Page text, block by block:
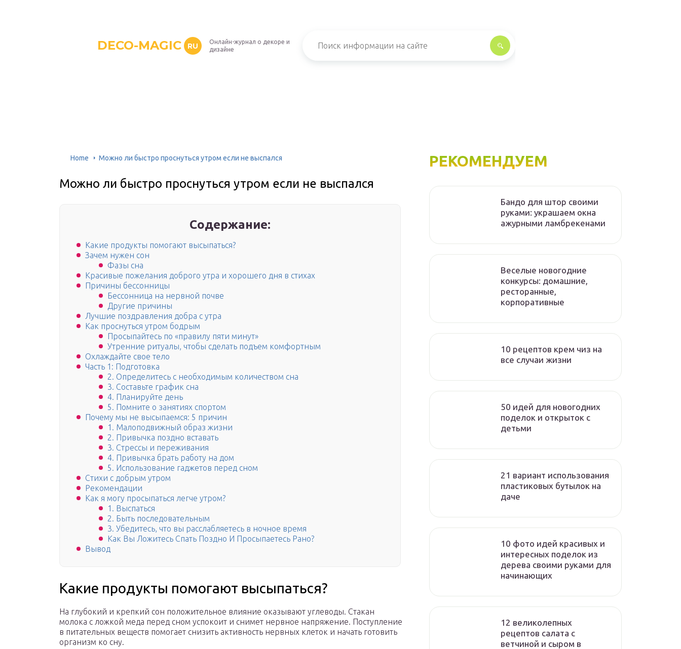
DECO-MAGIC RU
Онлайн-журнал о декоре и
дизайне
Home Можно ли быстро проснуться утром если не выспался
Можно ли быстро проснуться утром если не выспался
Содержание:
Какие продукты помогают высыпаться?
Зачем нужен сон
Фазы сна
Красивые пожелания доброго утра и хорошего дня в стихах
Причины бессонницы
Бессонница на нервной почве
Другие причины
Лучшие поздравления добра с утра
Как проснуться утром бодрым
Просыпайтесь по «правилу пяти минут»
Утренние ритуалы, чтобы сделать подъем комфортным
Охлаждайте свое тело
Часть 1: Подготовка
2. Определитесь с необходимым количеством сна
3. Составьте график сна
4. Планируйте день
5. Помните о занятиях спортом
Почему мы не высыпаемся: 5 причин
1. Малоподвижный образ жизни
2. Привычка поздно вставать
3. Стрессы и переживания
4. Привычка брать работу на дом
5. Использование гаджетов перед сном
Стихи с добрым утром
Рекомендации
Как я могу просыпаться легче утром?
1. Выспаться
2. Быть последовательным
3. Убедитесь, что вы расслабляетесь в ночное время
Как Вы Ложитесь Спать Поздно И Просыпаетесь Рано?
Вывод
Какие продукты помогают высыпаться?
На глубокий и крепкий сон положительное влияние оказывают углеводы. Стакан
молока с ложкой меда перед сном успокоит и снимет нервное напряжение. Поступление
в питательных веществ помогает снизить активность нервных клеток и начать готовить
организм ко сну.
РЕКОМЕНДУЕМ
Бандо для штор своими
руками: украшаем окна
ажурными ламбрекенами
Веселые новогодние
конкурсы: домашние,
ресторанные,
корпоративные
10 рецептов крем чиз на
все случаи жизни
50 идей для новогодних
поделок и открыток с
детьми
21 вариант использования
пластиковых бутылок на
даче
10 фото идей красивых и
интересных поделок из
дерева своими руками для
начинающих
12 великолепных
рецептов салата с
ветчиной и сыром в